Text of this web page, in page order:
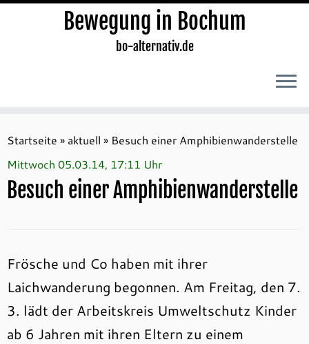
Inhalt
springen
Bewegung in Bochum
bo-alternativ.de
Startseite » aktuell » Besuch einer Amphibienwanderstelle
Mittwoch 05.03.14, 17:11 Uhr
Besuch einer Amphibienwanderstelle
Frösche und Co haben mit ihrer
Laichwanderung begonnen. Am Freitag, den 7.
3. lädt der Arbeitskreis Umweltschutz Kinder
ab 6 Jahren mit ihren Eltern zu einem